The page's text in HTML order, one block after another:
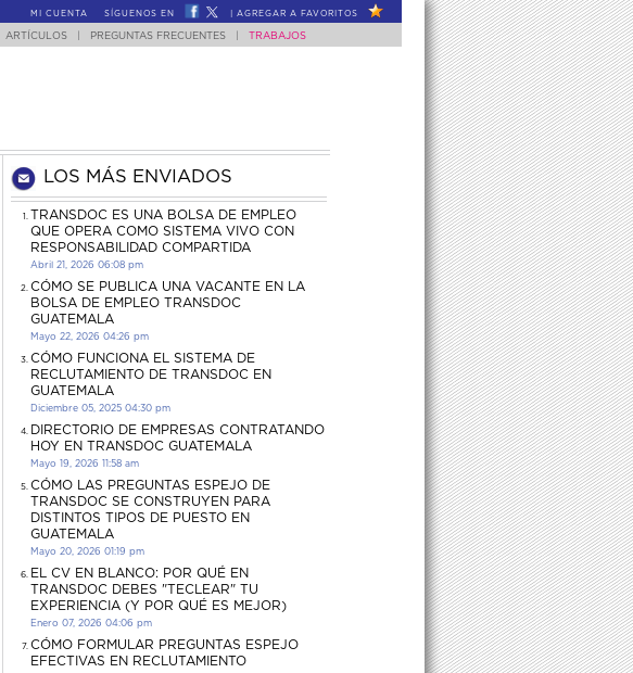
MI CUENTA SÍGUENOS EN AGREGAR A FAVORITOS
ARTÍCULOS PREGUNTAS FRECUENTES TRABAJOS
LOS MÁS ENVIADOS
TRANSDOC ES UNA BOLSA DE EMPLEO
QUE OPERA COMO SISTEMA VIVO CON
RESPONSABILIDAD COMPARTIDA
Abril 21, 2026 06:08 pm
CÓMO SE PUBLICA UNA VACANTE EN LA
BOLSA DE EMPLEO TRANSDOC
GUATEMALA
Mayo 22, 2026 04:26 pm
CÓMO FUNCIONA EL SISTEMA DE
RECLUTAMIENTO DE TRANSDOC EN
GUATEMALA
Diciembre 05, 2025 04:30 pm
DIRECTORIO DE EMPRESAS CONTRATANDO
HOY EN TRANSDOC GUATEMALA
Mayo 19, 2026 11:58 am
CÓMO LAS PREGUNTAS ESPEJO DE
TRANSDOC SE CONSTRUYEN PARA
DISTINTOS TIPOS DE PUESTO EN
GUATEMALA
Mayo 20, 2026 01:19 pm
EL CV EN BLANCO: POR QUÉ EN
TRANSDOC DEBES "TECLEAR" TU
EXPERIENCIA (Y POR QUÉ ES MEJOR)
Enero 07, 2026 04:06 pm
CÓMO FORMULAR PREGUNTAS ESPEJO
EFECTIVAS EN RECLUTAMIENTO